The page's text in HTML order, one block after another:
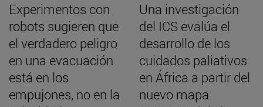
Experimentos con
robots sugieren que
el verdadero peligro
en una evacuación
está en los
empujones, no en la
Una investigación
del ICS evalúa el
desarrollo de los
cuidados paliativos
en África a partir del
nuevo mapa